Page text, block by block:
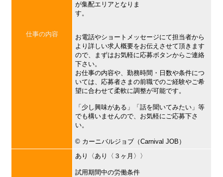
仕事の内容
が集配エリアとなりま
す。
お電話やショートメッセージにて担当者から
より詳しい求人概要をお伝えさせて頂きます
ので、まずはお気軽に応募ボタンからご連絡
下さい。
お仕事の内容や、勤務時間・日数や条件につ
いては、応募者さまの前職でのご経験やご希
望に合わせて柔軟に調整が可能です。
「少し興味がある」「話を聞いてみたい」等
でも構いませんので、お気軽にご応募下さ
い。
©︎ カーニバルジョブ（Carnival JOB）
あり〈あり〈３ヶ月〉〉
試用期間中の労働条件